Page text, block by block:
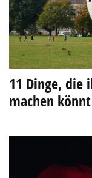
11 Dinge, die
machen könnt